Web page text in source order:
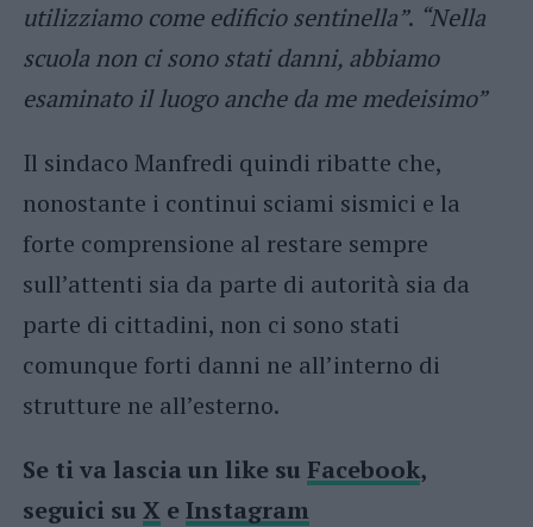
utilizziamo come edificio sentinella”. “Nella
scuola non ci sono stati danni, abbiamo
esaminato il luogo anche da me medeisimo”
Il sindaco Manfredi quindi ribatte che,
nonostante i continui sciami sismici e la
forte comprensione al restare sempre
sull’attenti sia da parte di autorità sia da
parte di cittadini, non ci sono stati
comunque forti danni ne all’interno di
strutture ne all’esterno.
Se ti va lascia un like su Facebook,
seguici su X e Instagram